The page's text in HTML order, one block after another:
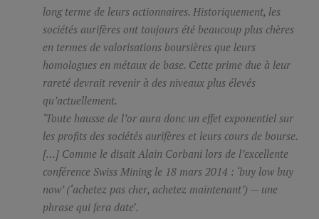
long terme de leurs actionnaires. Historiquement, les
sociétés aurifères ont toujours été beaucoup plus chères
en termes de valorisations boursières que leurs
homologues en métaux de base. Cette prime due à leur
rareté devrait revenir à des niveaux plus élevés
qu’actuellement.
‘Toute hausse de l’or aura donc un effet exponentiel sur
les profits des sociétés aurifères et leurs cours de bourse.
[…] Comme le disait Alain Corbani lors de l’excellente
conférence Swiss Mining le 18 mars 2014 : ‘buy low buy
now’ (‘achetez pas cher, achetez maintenant’) — une
phrase qui fera date".